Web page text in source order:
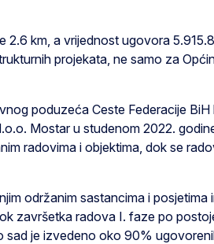
2.6 km, a vrijednost ugovora
projekata, ne samo za
poduzeća Ceste Federacije
Mostar u studenom 2022.
radovima i objektima, dok se
održanim sastancima i posjetima
završetka radova I. faze po
sad je izvedeno oko 90%